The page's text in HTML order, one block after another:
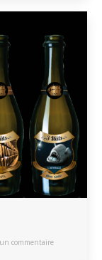
un commentaire